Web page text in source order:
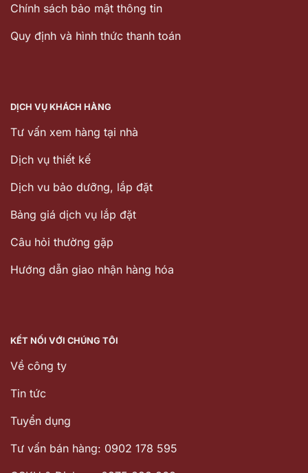
Chính sách bảo mật thông tin
Quy định và hình thức thanh toán
DỊCH VỤ KHÁCH HÀNG
Tư vấn xem hàng tại nhà
Dịch vụ thiết kế
Dịch vu bảo dưỡng, lắp đặt
Bảng giá dịch vụ lắp đặt
Câu hỏi thường gặp
Hướng dẫn giao nhận hàng hóa
KẾT NỐI VỚI CHÚNG TÔI
Về công ty
Tin tức
Tuyển dụng
Tư vấn bán hàng: 0902 178 595